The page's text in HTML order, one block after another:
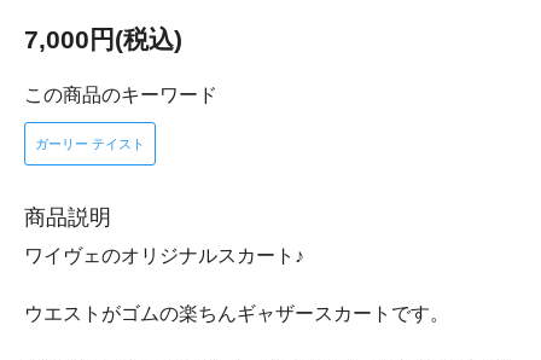
7,000円(税込)
この商品のキーワード
ガーリー テイスト
商品説明
ワイヴェのオリジナルスカート♪
ウエストがゴムの楽ちんギャザースカートです。